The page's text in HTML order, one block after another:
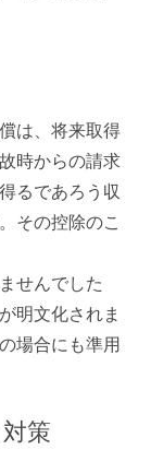
は、将来取得
時からの請求
るであろう収
その控除のこ
せんでした
明文化されま
場合にも準用
策